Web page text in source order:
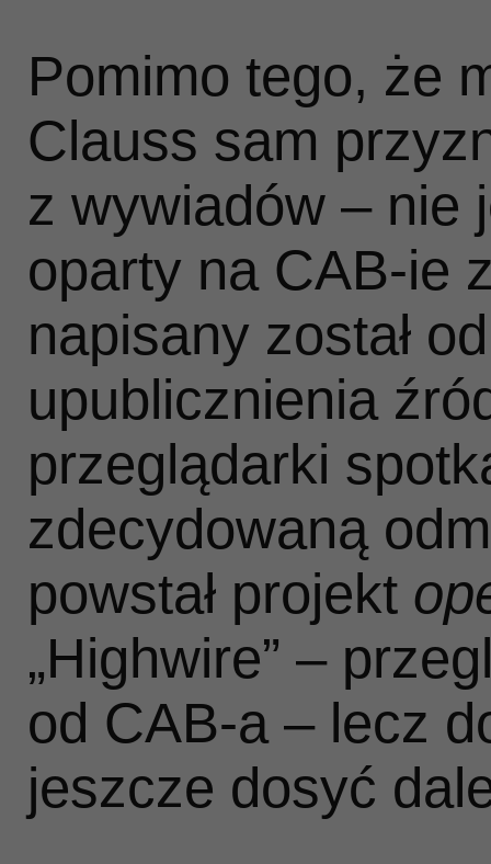
Pomimo tego, że
Clauss sam
z wywiadów – nie
oparty na CAB‑ie
napisany został
upublicznienia
przeglądarki
zdecydowaną
powstał projekt
„Highwire” –
od CAB‑a – lecz
jeszcze dosyć